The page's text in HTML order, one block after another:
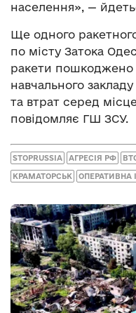
населення», —
Ще одного
по місту Затока
ракети пошкоджено
навчального
та втрат серед
повідомляє ГШ ЗСУ.
STOPRUSSIA АГРЕСІЯ РФ
КРАМАТОРСЬК ОПЕРАТИВНА